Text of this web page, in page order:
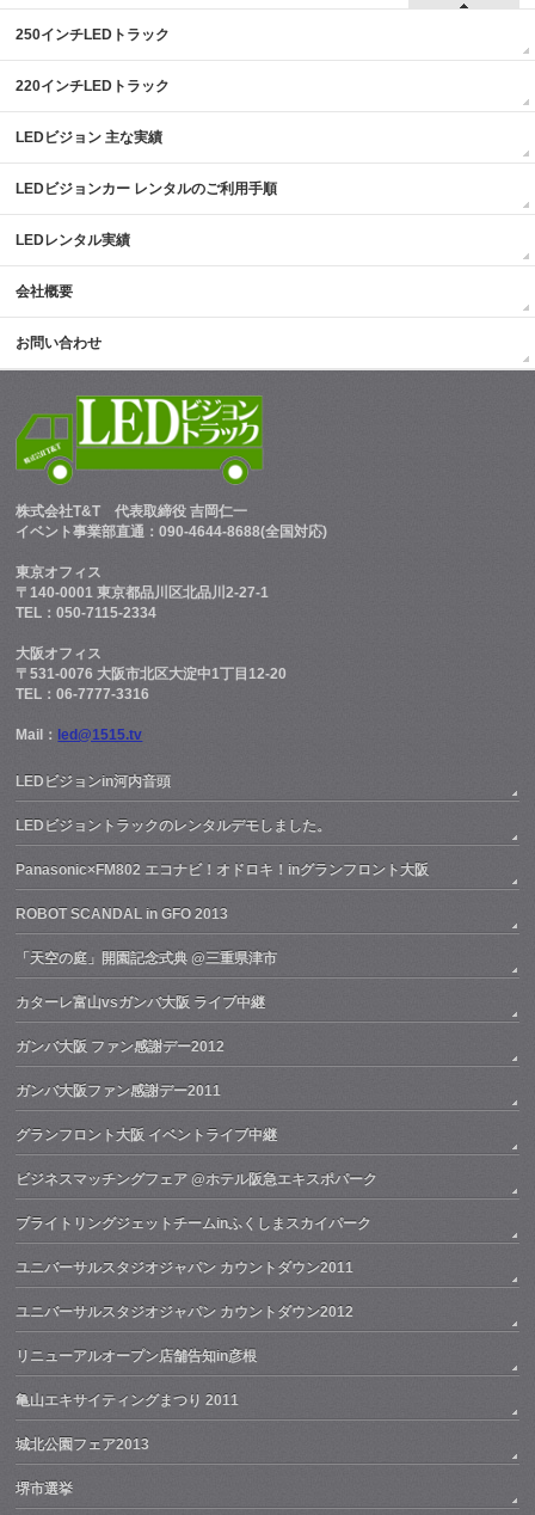
250インチLEDトラック
220インチLEDトラック
LEDビジョン 主な実績
LEDビジョンカー レンタルのご利用手順
LEDレンタル実績
会社概要
お問い合わせ
株式会社T&T 代表取締役 吉岡仁一
イベント事業部直通：090-4644-8688(全国対応)
東京オフィス
〒140-0001 東京都品川区北品川2-27-1
TEL：050-7115-2334
大阪オフィス
〒531-0076 大阪市北区大淀中1丁目12-20
TEL：06-7777-3316
Mail： led@1515.tv
LEDビジョンin河内音頭
LEDビジョントラックのレンタルデモしました。
Panasonic×FM802 エコナビ！オドロキ！inグランフロント大阪
ROBOT SCANDAL in GFO 2013
「天空の庭」開園記念式典 @三重県津市
カターレ富山vsガンバ大阪 ライブ中継
ガンバ大阪 ファン感謝デー2012
ガンバ大阪ファン感謝デー2011
グランフロント大阪 イベントライブ中継
ビジネスマッチングフェア @ホテル阪急エキスポパーク
ブライトリングジェットチームinふくしまスカイパーク
ユニバーサルスタジオジャパン カウントダウン2011
ユニバーサルスタジオジャパン カウントダウン2012
リニューアルオープン店舗告知in彦根
亀山エキサイティングまつり 2011
城北公園フェア2013
堺市選挙